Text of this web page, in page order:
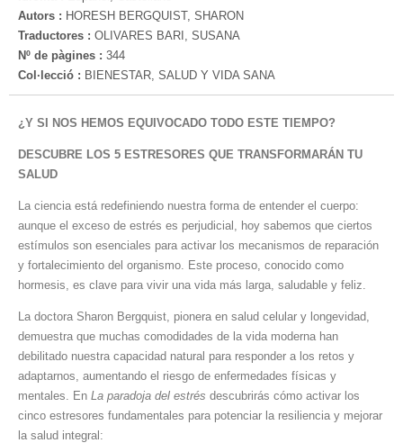
Autors : HORESH BERGQUIST, SHARON
Traductores : OLIVARES BARI, SUSANA
Nº de pàgines : 344
Col·lecció : BIENESTAR, SALUD Y VIDA SANA
¿Y SI NOS HEMOS EQUIVOCADO TODO ESTE TIEMPO?
DESCUBRE LOS 5 ESTRESORES QUE TRANSFORMARÁN TU
SALUD
La ciencia está redefiniendo nuestra forma de entender el cuerpo:
aunque el exceso de estrés es perjudicial, hoy sabemos que ciertos
estímulos son esenciales para activar los mecanismos de reparación
y fortalecimiento del organismo. Este proceso, conocido como
hormesis, es clave para vivir una vida más larga, saludable y feliz.
La doctora Sharon Bergquist, pionera en salud celular y longevidad,
demuestra que muchas comodidades de la vida moderna han
debilitado nuestra capacidad natural para responder a los retos y
adaptarnos, aumentando el riesgo de enfermedades físicas y
mentales. En La paradoja del estrés descubrirás cómo activar los
cinco estresores fundamentales para potenciar la resiliencia y mejorar
la salud integral: